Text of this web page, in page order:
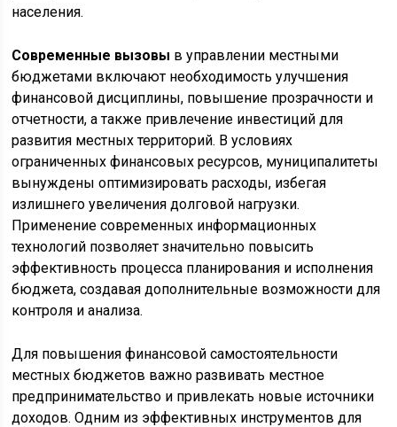
населения.
Современные вызовы в управлении местными
бюджетами включают необходимость улучшения
финансовой дисциплины, повышение прозрачности и
отчетности, а также привлечение инвестиций для
развития местных территорий. В условиях
ограниченных финансовых ресурсов, муниципалитеты
вынуждены оптимизировать расходы, избегая
излишнего увеличения долговой нагрузки.
Применение современных информационных
технологий позволяет значительно повысить
эффективность процесса планирования и исполнения
бюджета, создавая дополнительные возможности для
контроля и анализа.
Для повышения финансовой самостоятельности
местных бюджетов важно развивать местное
предпринимательство и привлекать новые источники
доходов. Одним из эффективных инструментов для